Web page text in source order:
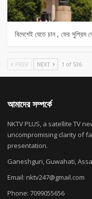
বিদেশেই যেতে চান , ফের সুপ্রিম
PREV NEXT 1 of 536
আমাদের সম্পর্কে
NKTV PLUS, a satellite TV
uncompromising clarity of
presentation.
Ganeshguri, Guwahati,
Email: nktv247@gmail.com
Phone: 7099055656